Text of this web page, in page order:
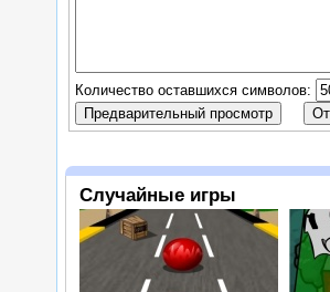
Количество оставшихся символов:
Случайные игры